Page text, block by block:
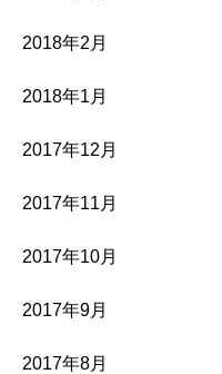
2018年2月
2018年1月
2017年12月
2017年11月
2017年10月
2017年9月
2017年8月